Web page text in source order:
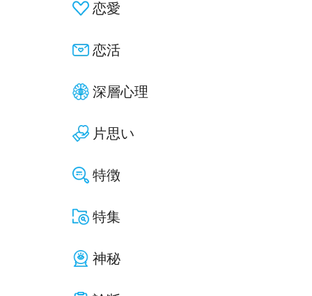
恋愛
恋活
深層心理
片思い
特徴
特集
神秘